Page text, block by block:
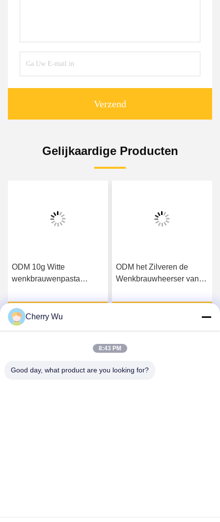
Verzend
Gelijkaardige Producten
ODM 10g Witte
wenkbrauwenpasta
microblading lip
Krijg Beste Prijs
ODM het Zilveren de
Wenkbrauwheerser van
Regelbare Nauwkeurige
Cherry Wu
8:43 PM
Good day, what product are you looking for?